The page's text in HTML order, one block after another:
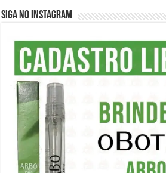
SIGA NO INSTAGRAM